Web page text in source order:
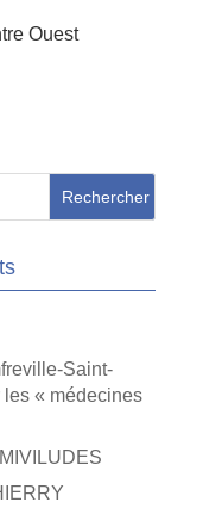
Ouest
Saint-
« médecines